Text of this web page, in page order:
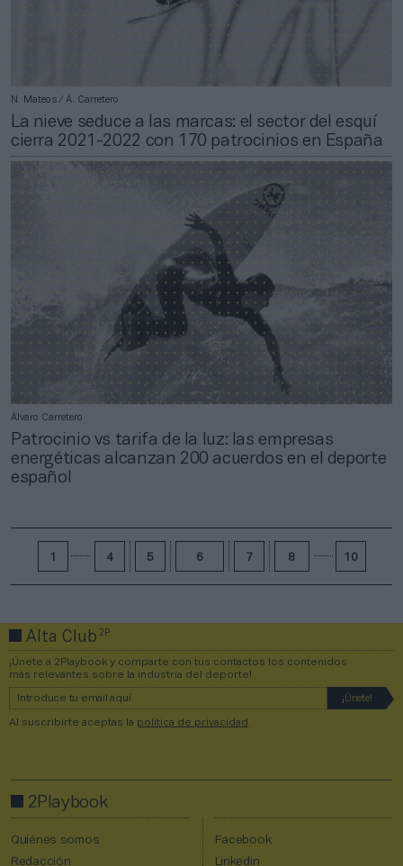
N. Mateos / Á. Carretero
La nieve seduce a las marcas: el sector del esquí
cierra 2021-2022 con 170 patrocinios en España
Álvaro Carretero
Patrocinio vs tarifa de la luz: las empresas
energéticas alcanzan 200 acuerdos en el deporte
español
1 4 5 6 7 8 10
Alta Club2P
¡Únete a 2Playbook y comparte con tus contactos los contenidos
más relevantes sobre la industria del deporte!
Al suscribirte aceptas la política de privacidad
2Playbook
Quiénes somos
Redacción
Facebook
Linkedin